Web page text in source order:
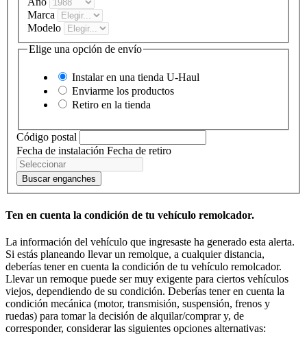
Marca
Modelo
Elige una opción de envío
Instalar en una tienda U-Haul
Enviarme los productos
Retiro en la tienda
Código postal
Fecha de instalación Fecha de retiro
Buscar enganches
Ten en cuenta la condición de tu vehículo remolcador.
La información del vehículo que ingresaste ha generado esta alerta.
Si estás planeando llevar un remolque, a cualquier distancia,
deberías tener en cuenta la condición de tu vehículo remolcador.
Llevar un remoque puede ser muy exigente para ciertos vehículos
viejos, dependiendo de su condición. Deberías tener en cuenta la
condición mecánica (motor, transmisión, suspensión, frenos y
ruedas) para tomar la decisión de alquilar/comprar y, de
corresponder, considerar las siguientes opciones alternativas: